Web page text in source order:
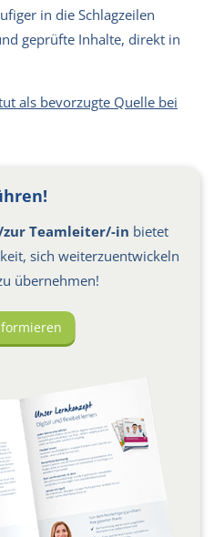
in die Schlagzeilen
geprüfte Inhalte, direkt in
als bevorzugte Quelle bei
zur Teamleiter/-in bietet
sich weiterzuentwickeln
übernehmen!